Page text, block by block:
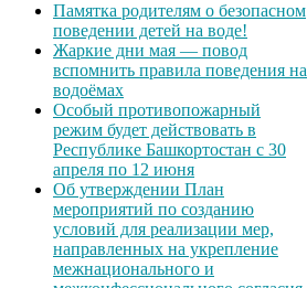
Памятка родителям о безопасном
поведении детей на воде!
Жаркие дни мая — повод
вспомнить правила поведения на
водоёмах
Особый противопожарный
режим будет действовать в
Республике Башкортостан с 30
апреля по 12 июня
Об утверждении План
мероприятий по созданию
условий для реализации мер,
направленных на укрепление
межнационального и